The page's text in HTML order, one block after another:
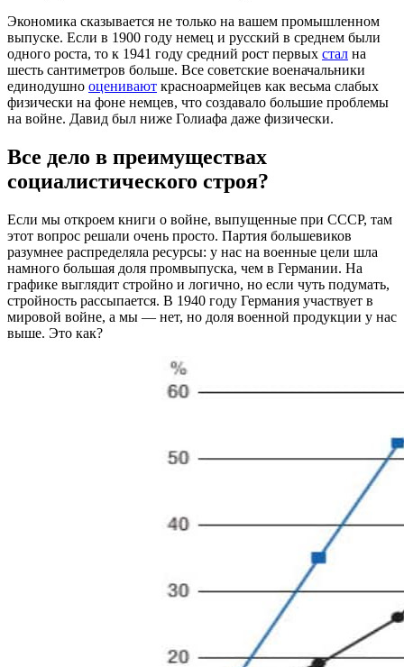
Экономика сказывается не только на вашем промышленном
выпуске. Если в 1900 году немец и русский в среднем были
одного роста, то к 1941 году средний рост первых стал на
шесть сантиметров больше. Все советские военачальники
единодушно оценивают красноармейцев как весьма слабых
физически на фоне немцев, что создавало большие проблемы
на войне. Давид был ниже Голиафа даже физически.
Все дело в преимуществах
социалистического строя?
Если мы откроем книги о войне, выпущенные при СССР, там
этот вопрос решали очень просто. Партия большевиков
разумнее распределяла ресурсы: у нас на военные цели шла
намного большая доля промвыпуска, чем в Германии. На
графике выглядит стройно и логично, но если чуть подумать,
стройность рассыпается. В 1940 году Германия участвует в
мировой войне, а мы — нет, но доля военной продукции у нас
выше. Это как?